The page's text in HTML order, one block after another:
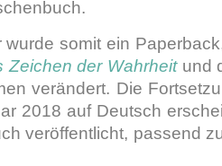
wurde somit ein
Zeichen der Wahrheitund
verändert. Die
2018 auf Deutsch
veröffentlicht, passend